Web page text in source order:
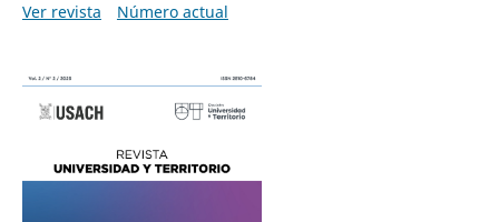
Ver revista
Número actual